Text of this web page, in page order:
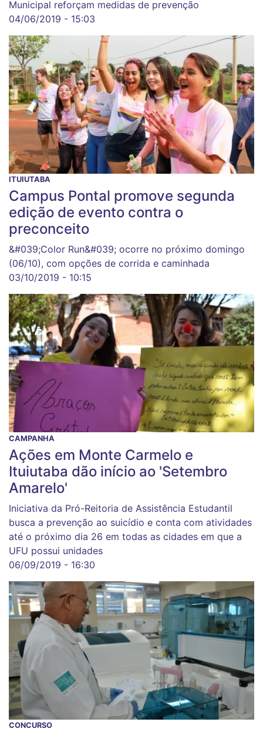
Municipal reforçam medidas de prevenção
04/06/2019 - 15:03
ITUIUTABA
Campus Pontal promove segunda
edição de evento contra o
preconceito
&#039;Color Run&#039; ocorre no próximo domingo
(06/10), com opções de corrida e caminhada
03/10/2019 - 10:15
CAMPANHA
Ações em Monte Carmelo e
Ituiutaba dão início ao 'Setembro
Amarelo'
Iniciativa da Pró-Reitoria de Assistência Estudantil
busca a prevenção ao suicídio e conta com atividades
até o próximo dia 26 em todas as cidades em que a
UFU possui unidades
06/09/2019 - 16:30
CONCURSO